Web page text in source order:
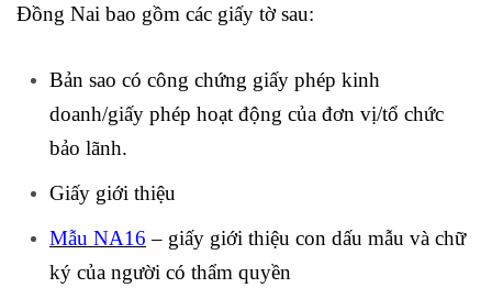
Đồng Nai bao gồm các giấy tờ sau:
Bản sao có công chứng giấy phép kinh
doanh/giấy phép hoạt động của đơn vị/tổ chức
bảo lãnh.
Giấy giới thiệu
Mẫu NA16 – giấy giới thiệu con dấu mẫu và chữ
ký của người có thẩm quyền